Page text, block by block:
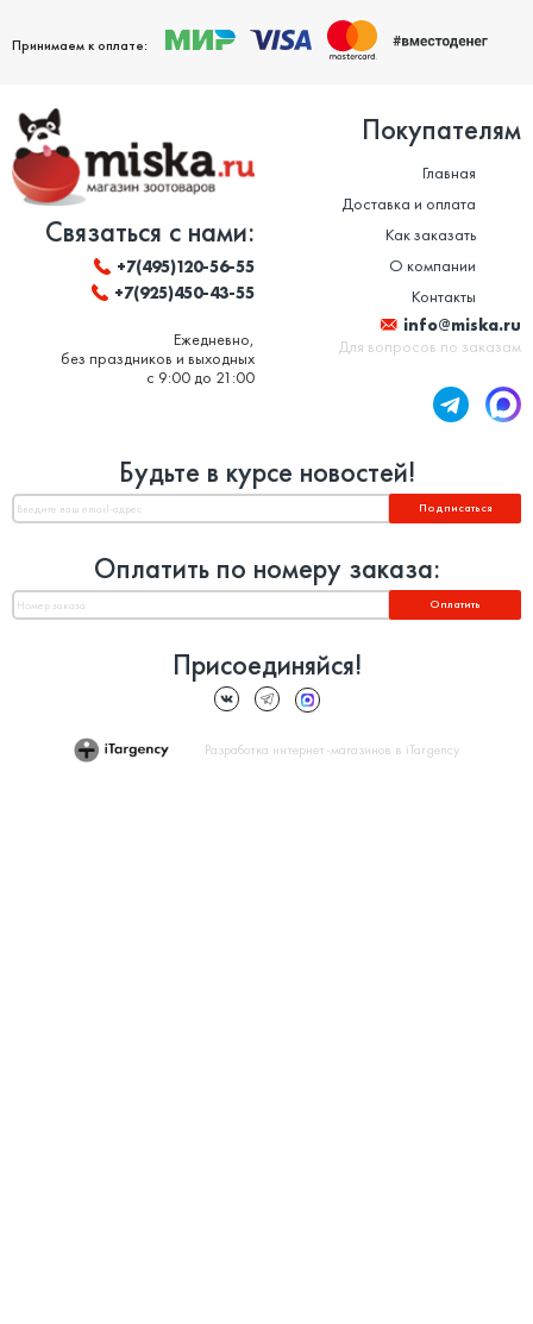
и ветеринарные препараты. Вся продукция, представленная в
нашем магазине, сертифицирована и соответствует высоким
стандартам качества.
Принимаем к оплате:
Связаться с нами:
+7(495)120-56-55
+7(925)450-43-55
Ежедневно,
без праздников и выходных
с 9:00 до 21:00
Покупателям
Главная
Доставка и оплата
Как заказать
О компании
Контакты
info@miska.ru
Для вопросов по заказам
Будьте в курсе новостей!
Подписаться
Оплатить по номеру заказа:
Оплатить
Присоединяйся!
Разработка интернет-магазинов в iTargency